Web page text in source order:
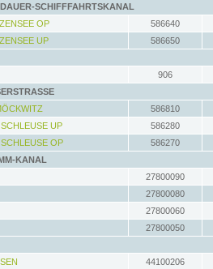
SCHIFFFAHRTSKANAL
OP
586640
UP
586650
906
586810
UP
586280
OP
586270
KANAL
27800090
27800080
27800060
27800050
44100206